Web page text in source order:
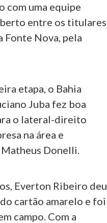
com uma equipe
entre os titulares
Fonte Nova, pela
etapa, o Bahia
Juba fez boa
o lateral-direito
na área e
Matheus Donelli.
Everton Ribeiro deu
cartão amarelo e foi
campo. Com a